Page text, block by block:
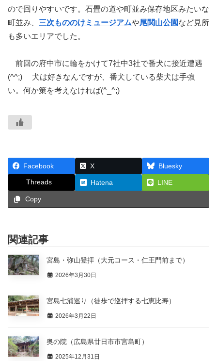
ので回りやすいです。石畳の道や町並み保存地区みたいな
町並み、 三次もののけミュージアムや尾関山公園など見所
も多いエリアでした。
前回の府中市に輪をかけて7社中3社で番犬に接近遭遇
(^^;) 犬は好きなんですが、番犬している柴犬は手強
い。何か策を考えなければ(^_^;)
Facebook X Bluesky
Threads Hatena LINE
Copy
関連記事
宮島・弥山登拝（大元コース・仁王門前まで）
2026年3月30日
宮島七浦巡り（徒歩で巡拝する七恵比寿）
2026年3月22日
奥の院（広島県廿日市市宮島町）
2025年12月31日